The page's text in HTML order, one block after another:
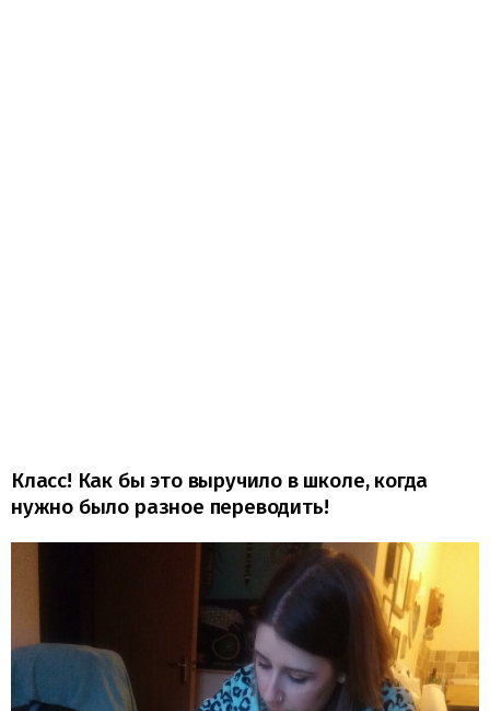
Класс! Как бы это выручило в школе, когда
нужно было разное переводить!